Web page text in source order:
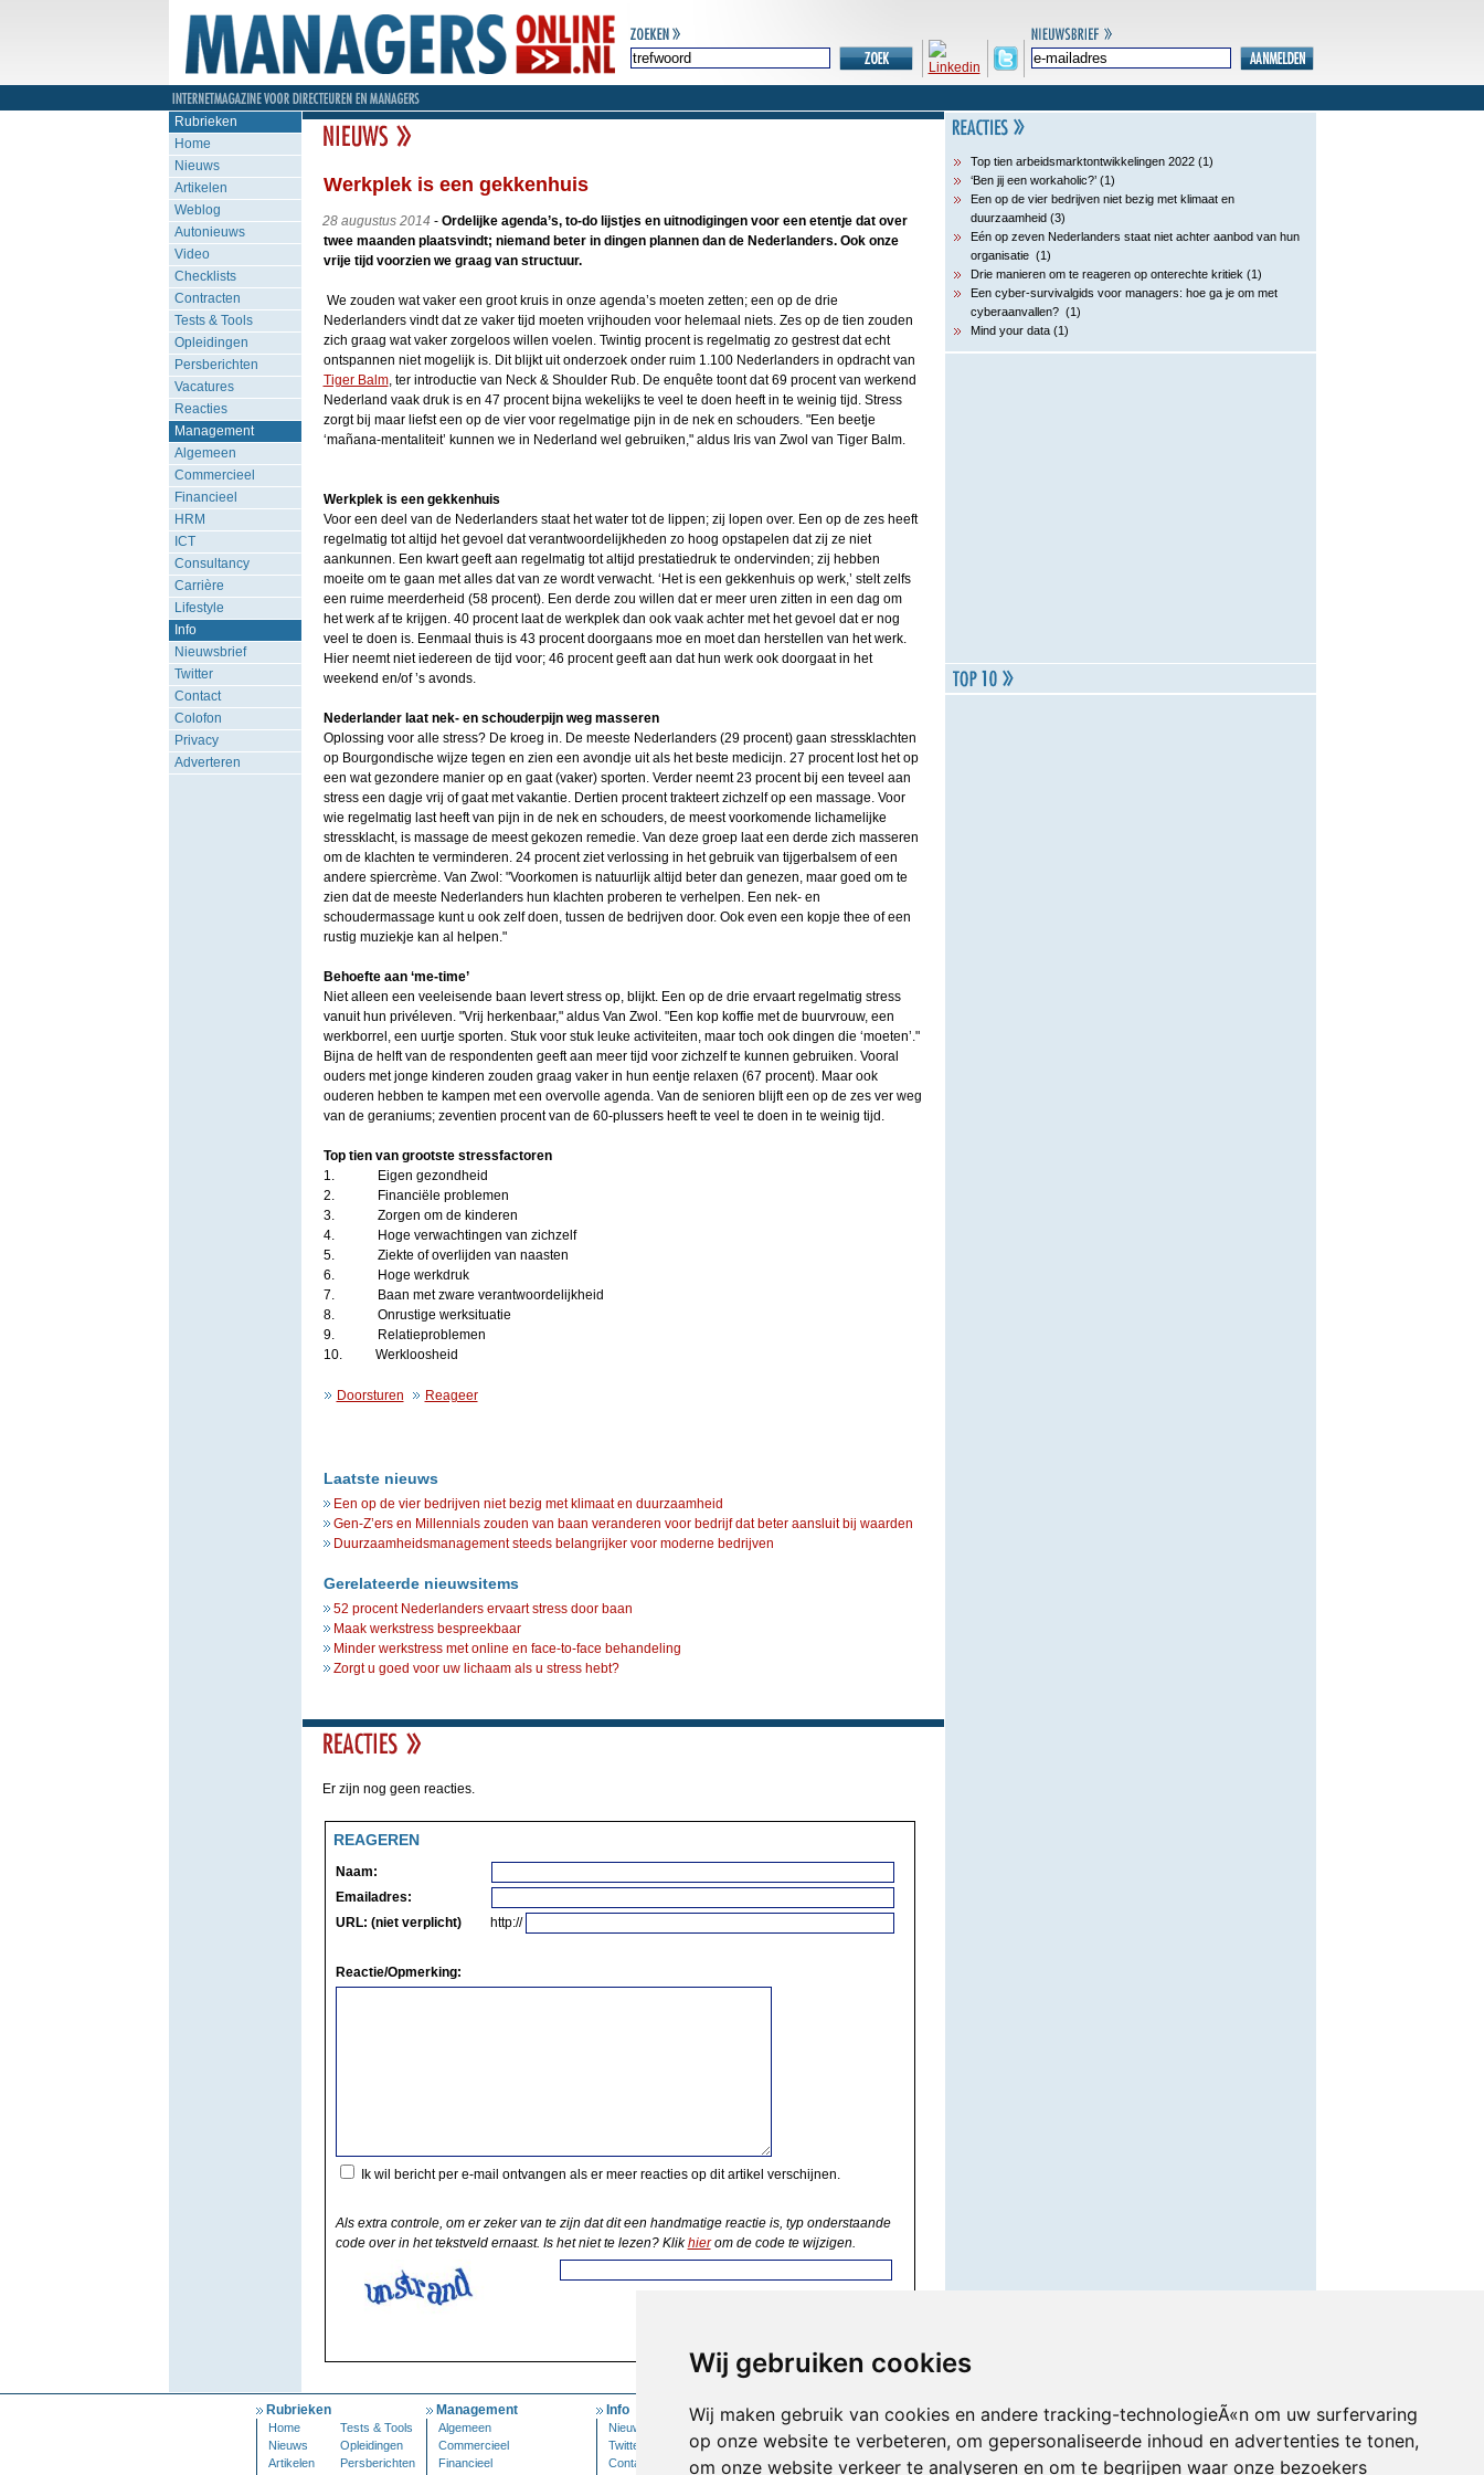
Wij gebruiken cookies
Wij maken gebruik van cookies en andere tracking-technologieÃ«n om uw surfervaring
op onze website te verbeteren, om gepersonaliseerde inhoud en advertenties te tonen,
om onze website verkeer te analyseren en om te begrijpen waar onze bezoekers
Rubrieken
Home
Nieuws
Artikelen
Weblog
Autonieuws
Video
Checklists
Contracten
Tests & Tools
Opleidingen
Persberichten
Vacatures
Reacties
Management
Algemeen
Commercieel
Financieel
HRM
ICT
Consultancy
Carrière
Lifestyle
Info
Nieuwsbrief
Twitter
Contact
Colofon
Privacy
Adverteren
Werkplek is een gekkenhuis
28 augustus 2014 - Ordelijke agenda’s, to-do lijstjes en uitnodigingen voor een etentje dat over
twee maanden plaatsvindt; niemand beter in dingen plannen dan de Nederlanders. Ook onze
vrije tijd voorzien we graag van structuur.
We zouden wat vaker een groot kruis in onze agenda’s moeten zetten; een op de drie
Nederlanders vindt dat ze vaker tijd moeten vrijhouden voor helemaal niets. Zes op de tien zouden
zich graag wat vaker zorgeloos willen voelen. Twintig procent is regelmatig zo gestrest dat echt
ontspannen niet mogelijk is. Dit blijkt uit onderzoek onder ruim 1.100 Nederlanders in opdracht van
Tiger Balm, ter introductie van Neck & Shoulder Rub. De enquête toont dat 69 procent van werkend
Nederland vaak druk is en 47 procent bijna wekelijks te veel te doen heeft in te weinig tijd. Stress
zorgt bij maar liefst een op de vier voor regelmatige pijn in de nek en schouders. "Een beetje
‘mañana-mentaliteit’ kunnen we in Nederland wel gebruiken," aldus Iris van Zwol van Tiger Balm.
Werkplek is een gekkenhuis
Voor een deel van de Nederlanders staat het water tot de lippen; zij lopen over. Een op de zes heeft
regelmatig tot altijd het gevoel dat verantwoordelijkheden zo hoog opstapelen dat zij ze niet
aankunnen. Een kwart geeft aan regelmatig tot altijd prestatiedruk te ondervinden; zij hebben
moeite om te gaan met alles dat van ze wordt verwacht. ‘Het is een gekkenhuis op werk,’ stelt zelfs
een ruime meerderheid (58 procent). Een derde zou willen dat er meer uren zitten in een dag om
het werk af te krijgen. 40 procent laat de werkplek dan ook vaak achter met het gevoel dat er nog
veel te doen is. Eenmaal thuis is 43 procent doorgaans moe en moet dan herstellen van het werk.
Hier neemt niet iedereen de tijd voor; 46 procent geeft aan dat hun werk ook doorgaat in het
weekend en/of ’s avonds.
Nederlander laat nek- en schouderpijn weg masseren
Oplossing voor alle stress? De kroeg in. De meeste Nederlanders (29 procent) gaan stressklachten
op Bourgondische wijze tegen en zien een avondje uit als het beste medicijn. 27 procent lost het op
een wat gezondere manier op en gaat (vaker) sporten. Verder neemt 23 procent bij een teveel aan
stress een dagje vrij of gaat met vakantie. Dertien procent trakteert zichzelf op een massage. Voor
wie regelmatig last heeft van pijn in de nek en schouders, de meest voorkomende lichamelijke
stressklacht, is massage de meest gekozen remedie. Van deze groep laat een derde zich masseren
om de klachten te verminderen. 24 procent ziet verlossing in het gebruik van tijgerbalsem of een
andere spiercrème. Van Zwol: "Voorkomen is natuurlijk altijd beter dan genezen, maar goed om te
zien dat de meeste Nederlanders hun klachten proberen te verhelpen. Een nek- en
schoudermassage kunt u ook zelf doen, tussen de bedrijven door. Ook even een kopje thee of een
rustig muziekje kan al helpen."
Behoefte aan ‘me-time’
Niet alleen een veeleisende baan levert stress op, blijkt. Een op de drie ervaart regelmatig stress
vanuit hun privéleven. "Vrij herkenbaar," aldus Van Zwol. "Een kop koffie met de buurvrouw, een
werkborrel, een uurtje sporten. Stuk voor stuk leuke activiteiten, maar toch ook dingen die ‘moeten’."
Bijna de helft van de respondenten geeft aan meer tijd voor zichzelf te kunnen gebruiken. Vooral
ouders met jonge kinderen zouden graag vaker in hun eentje relaxen (67 procent). Maar ook
ouderen hebben te kampen met een overvolle agenda. Van de senioren blijft een op de zes ver weg
van de geraniums; zeventien procent van de 60-plussers heeft te veel te doen in te weinig tijd.
Top tien van grootste stressfactoren
1. Eigen gezondheid
2. Financiële problemen
3. Zorgen om de kinderen
4. Hoge verwachtingen van zichzelf
5. Ziekte of overlijden van naasten
6. Hoge werkdruk
7. Baan met zware verantwoordelijkheid
8. Onrustige werksituatie
9. Relatieproblemen
10. Werkloosheid
Doorsturen Reageer
Laatste nieuws
Een op de vier bedrijven niet bezig met klimaat en duurzaamheid
Gen-Z’ers en Millennials zouden van baan veranderen voor bedrijf dat beter aansluit bij waarden
Duurzaamheidsmanagement steeds belangrijker voor moderne bedrijven
Gerelateerde nieuwsitems
52 procent Nederlanders ervaart stress door baan
Maak werkstress bespreekbaar
Minder werkstress met online en face-to-face behandeling
Zorgt u goed voor uw lichaam als u stress hebt?
Er zijn nog geen reacties.
REAGEREN
Naam:
Emailadres:
URL: (niet verplicht)
http://
Reactie/Opmerking:
Ik wil bericht per e-mail ontvangen als er meer reacties op dit artikel verschijnen.
Als extra controle, om er zeker van te zijn dat dit een handmatige reactie is, typ onderstaande
code over in het tekstveld ernaast. Is het niet te lezen? Klikhierom de code te wijzigen.
Top tien arbeidsmarktontwikkelingen 2022 (1)
‘Ben jij een workaholic?’ (1)
Een op de vier bedrijven niet bezig met klimaat en
duurzaamheid (3)
Eén op zeven Nederlanders staat niet achter aanbod van hun
organisatie (1)
Drie manieren om te reageren op onterechte kritiek (1)
Een cyber-survivalgids voor managers: hoe ga je om met
cyberaanvallen? (1)
Mind your data (1)
Rubrieken
Home
Tests & Tools
Nieuws
Opleidingen
Artikelen
Persberichten
Management
Algemeen
Commercieel
Financieel
Info
Nieuwsbrief
Twitter
Contact
Mijn Account
Inloggen